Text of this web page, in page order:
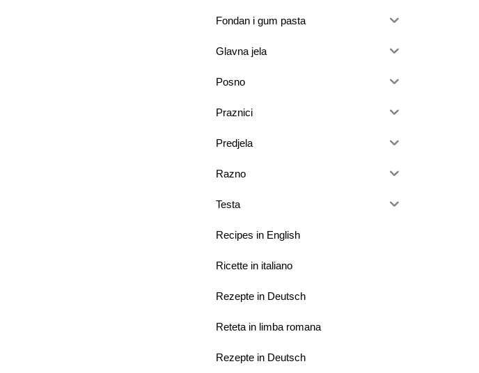
Fondan i gum pasta
Glavna jela
Posno
Praznici
Predjela
Razno
Testa
Recipes in English
Ricette in italiano
Rezepte in Deutsch
Reteta in limba romana
Rezepte in Deutsch